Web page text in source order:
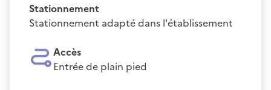
Stationnement
Stationnement adapté dans l'établissement
Accès
Entrée de plain pied